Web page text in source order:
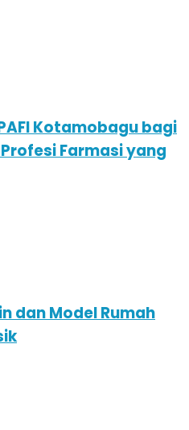
Kotamobagu bagi
Farmasi yang
dan Model Rumah